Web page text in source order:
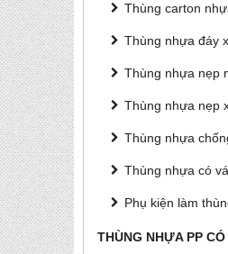
Thùng carton
Thùng nhựa đáy
Thùng nhựa nẹp
Thùng nhựa nẹp
Thùng nhựa
Thùng nhựa có
Phụ kiện làm
THÙNG NHỰA PP